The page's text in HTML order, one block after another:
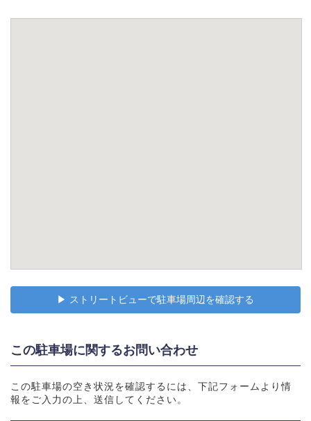
▶︎ ストリートビューで駐車場周辺を確認する
この駐車場に関するお問い合わせ
この駐車場の空き状況を確認するには、下記フォームより情
報をご入力の上、送信してください。